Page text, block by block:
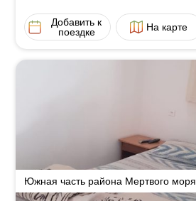
Добавить к
поездке
На карте
Южная часть района Мертвого моря